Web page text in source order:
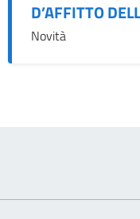
D’AFFITTO
Novità